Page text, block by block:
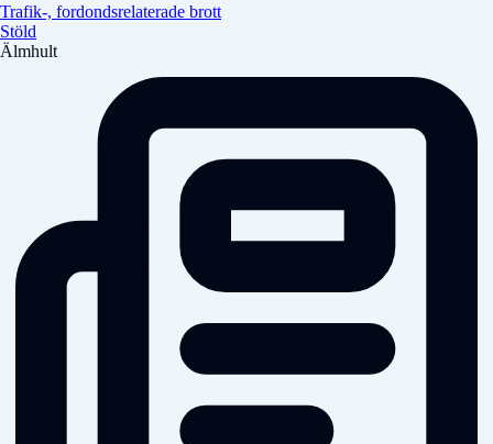
Trafik-, fordondsrelaterade brott
Stöld
Älmhult